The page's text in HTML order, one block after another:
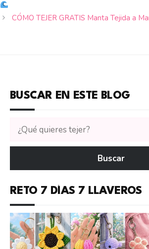
CÓMO TEJER GRATIS Manta Tejida a
BUSCAR EN ESTE BLOG
Buscar
tutoriales
en
Buscar
RETO 7 DÍAS 7 LLAVEROS